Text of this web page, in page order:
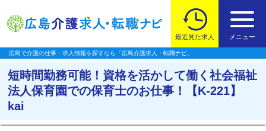
広島で介護の仕事・求人情報を探すなら「広島介護求人・転職ナビ」
最近見た求人 メニュー
短時間勤務可能！資格を活かして働く社会福祉
法人保育園での保育士のお仕事！【K-221】
kai